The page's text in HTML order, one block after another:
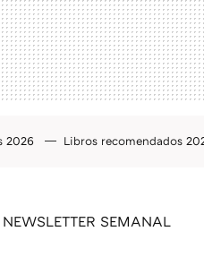
2026 Libros recomendados
SEMANAL